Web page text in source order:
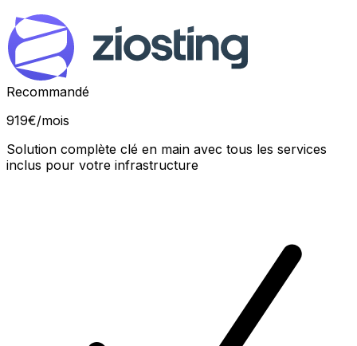
Recommandé
919€/mois
Solution complète clé en main avec tous les services
inclus pour votre infrastructure